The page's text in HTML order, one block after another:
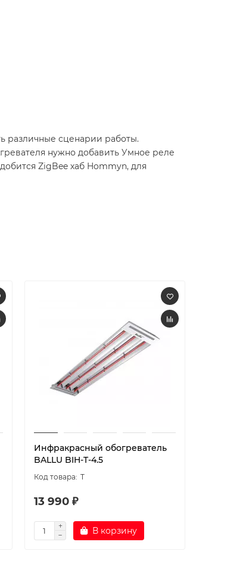
различные сценарии работы.
нужно добавить Умное реле
ZigBee хаб Hommyn, для
Инфракрасный обогреватель
BALLU BIH-T-4.5
T
13 990 ₽
В корзину